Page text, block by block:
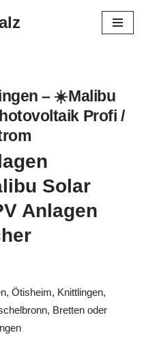
– ☀️Malibu
Profi /